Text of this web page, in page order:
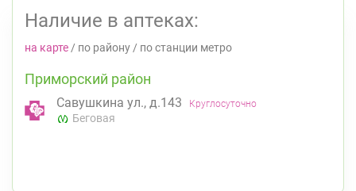
Наличие в аптеках:
на карте / по району / по станции метро
Приморский район
Савушкина ул., д.143 Круглосуточно
Беговая